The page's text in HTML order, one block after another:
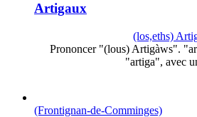
Artigaux
(los,eths)
Prononcer "(lous) Artigàws".
"artiga", avec
(Frontignan-de-Comminges)